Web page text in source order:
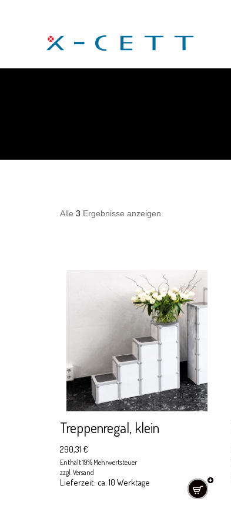
Alle 3 Ergebnisse anzeigen
Treppenregal, klein
290,31 €
Enthält 19% Mehrwertsteuer
zzgl.Versand
Lieferzeit: ca. 10 Werktage